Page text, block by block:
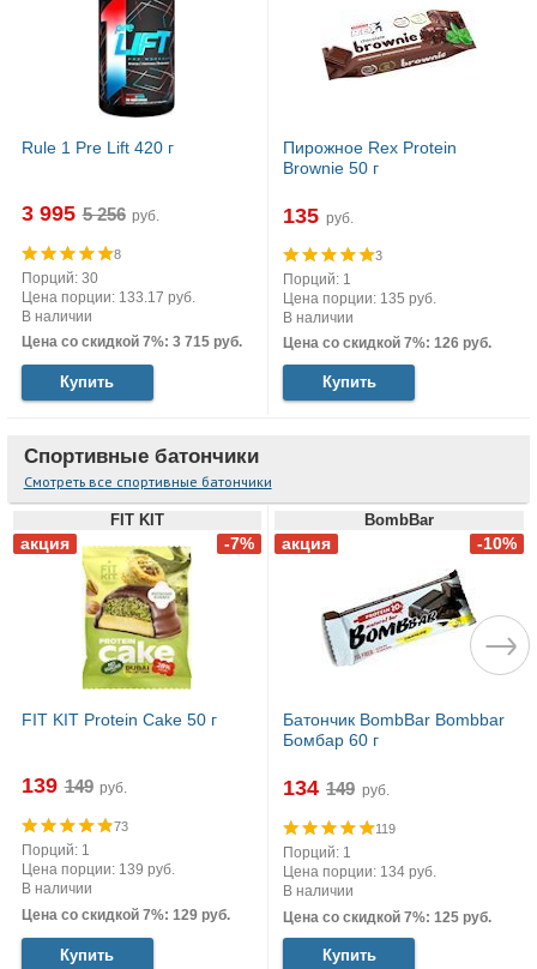
Rule 1 Pre Lift 420 г
3 995 руб.
8
Порций: 30
Цена порции: 133.17 руб.
В наличии
Цена со скидкой 7%: 3 715 руб.
Купить
Пирожное Rex Protein
Brownie 50 г
135 руб.
3
Порций: 1
Цена порции: 135 руб.
В наличии
Цена со скидкой 7%: 126 руб.
Купить
Спортивные батончики
Смотреть все спортивные батончики
FIT KIT
FIT KIT Protein Cake 50 г
139 руб.
73
Порций: 1
Цена порции: 139 руб.
В наличии
Цена со скидкой 7%: 129 руб.
Купить
BombBar
Батончик BombBar Bombbar
Бомбар 60 г
134 руб.
119
Порций: 1
Цена порции: 134 руб.
В наличии
Цена со скидкой 7%: 125 руб.
Купить